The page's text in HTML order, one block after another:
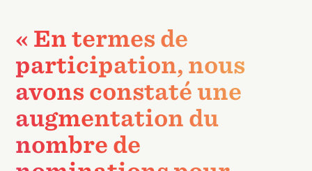
« En termes de
participation, nous
avons constaté une
augmentation du
nombre de